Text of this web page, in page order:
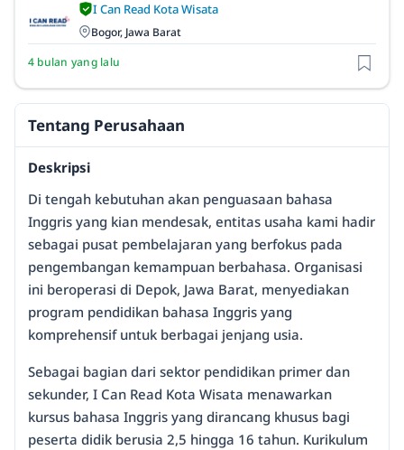
I Can Read Kota Wisata
Bogor, Jawa Barat
4 bulan yang lalu
Tentang Perusahaan
Deskripsi
Di tengah kebutuhan akan penguasaan bahasa
Inggris yang kian mendesak, entitas usaha kami hadir
sebagai pusat pembelajaran yang berfokus pada
pengembangan kemampuan berbahasa. Organisasi
ini beroperasi di Depok, Jawa Barat, menyediakan
program pendidikan bahasa Inggris yang
komprehensif untuk berbagai jenjang usia.
Sebagai bagian dari sektor pendidikan primer dan
sekunder, I Can Read Kota Wisata menawarkan
kursus bahasa Inggris yang dirancang khusus bagi
peserta didik berusia 2,5 hingga 16 tahun. Kurikulum